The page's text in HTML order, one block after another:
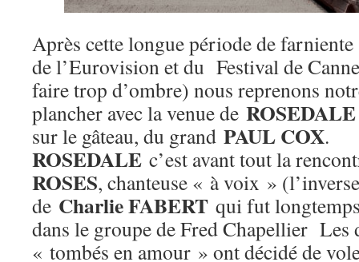
Après cette longue période de
de l’Eurovision et du Festival de
faire trop d’ombre) nous reprenons
plancher avec la venue de ROSEDALE
sur le gâteau, du grand PAUL COX.
ROSEDALE c’est avant tout la
ROSES, chanteuse « à voix »
de Charlie FABERT qui fut
dans le groupe de Fred Chapellier Les
« tombés en amour » ont décidé de